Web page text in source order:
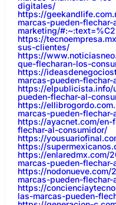
digitales/
https://
marcas-pueden-
marketing/
https://
sus-clientes/
https://
que-flecharan-los-
https://
marcas-pueden-
https://elpublicista.info/
pueden-flechar-al-
https://
marcas-pueden-
https://ayacnet.com/
flechar-al-consumidor/
https://
https://
https://enlaredmx.com/
marcas-pueden-
https://
marcas-pueden-
https://
las-marcas-pueden-